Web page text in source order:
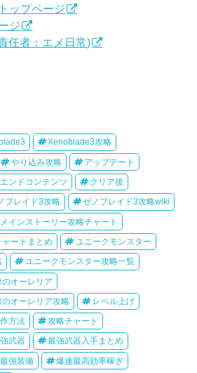
ップページ
ジ
任者：エメ日常)
Xenoblade3攻略
やり込み攻略 アップデート
エンドコンテンツ クリア後
ブレイド3攻略 ゼノブレイド3攻略wiki
メインストーリー攻略チャート
ートまとめ ユニークモンスター
ユニークモンスター攻略一覧
オーレリア
オーレリア攻略 レベル上げ
方法 攻略チャート
武器 最強武器入手まとめ
最強装備 爆速最高効率稼ぎ